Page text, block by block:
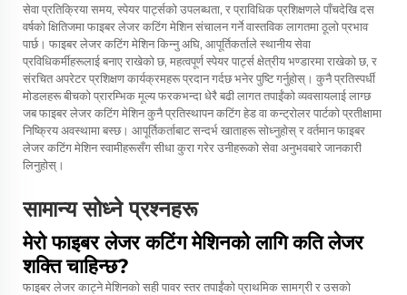
सेवा प्रतिक्रिया समय, स्पेयर पार्ट्सको उपलब्धता, र प्राविधिक प्रशिक्षणले पाँचदेखि दस
वर्षको क्षितिजमा फाइबर लेजर कटिंग मेशिन संचालन गर्ने वास्तविक लागतमा ठूलो प्रभाव
पार्छ। फाइबर लेजर कटिंग मेशिन किन्नु अघि, आपूर्तिकर्ताले स्थानीय सेवा
प्रविधिकर्मीहरूलाई बनाए राखेको छ, महत्वपूर्ण स्पेयर पार्ट्स क्षेत्रीय भण्डारमा राखेको छ, र
संरचित अपरेटर प्रशिक्षण कार्यक्रमहरू प्रदान गर्दछ भनेर पुष्टि गर्नुहोस्। कुनै प्रतिस्पर्धी
मोडलहरू बीचको प्रारम्भिक मूल्य फरकभन्दा धेरै बढी लागत तपाईंको व्यवसायलाई लाग्छ
जब फाइबर लेजर कटिंग मेशिन कुनै प्रतिस्थापन कटिंग हेड वा कन्ट्रोलर पार्टको प्रतीक्षामा
निष्क्रिय अवस्थामा बस्छ। आपूर्तिकर्ताबाट सन्दर्भ खाताहरू सोध्नुहोस् र वर्तमान फाइबर
लेजर कटिंग मेशिन स्वामीहरूसँग सीधा कुरा गरेर उनीहरूको सेवा अनुभवबारे जानकारी
लिनुहोस्।
सामान्य सोध्ने प्रश्नहरू
मेरो फाइबर लेजर कटिंग मेशिनको लागि कति लेजर
शक्ति चाहिन्छ?
फाइबर लेजर काट्ने मेशिनको सही पावर स्तर तपाईंको प्राथमिक सामग्री र उसको